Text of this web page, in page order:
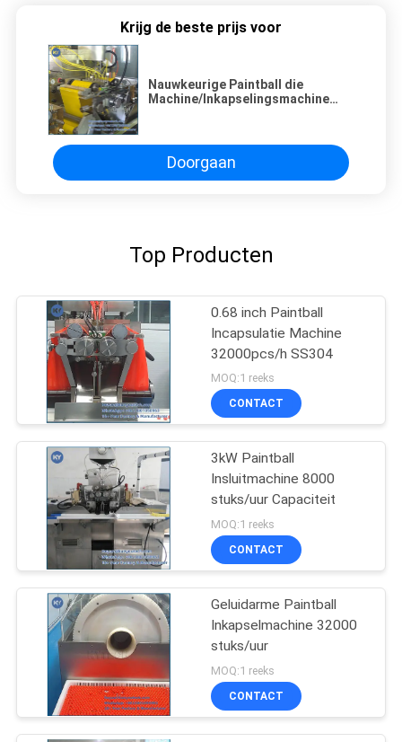
Krijg de beste prijs voor
Nauwkeurige Paintball die
Machine/Inkapselingsmachine
Doorgaan
Top Producten
0.68 inch Paintball
Incapsulatie Machine
32000pcs/h SS304
MOQ:1 reeks
CONTACT
3kW Paintball
Insluitmachine 8000
stuks/uur Capaciteit
MOQ:1 reeks
CONTACT
Geluidarme Paintball
Inkapselmachine 32000
stuks/uur
MOQ:1 reeks
CONTACT